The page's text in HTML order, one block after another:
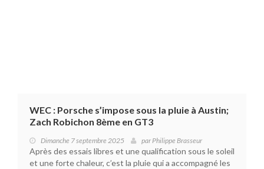
WEC : Porsche s’impose sous la pluie à Austin;
Zach Robichon 8ème en GT3
Dimanche 7 septembre 2025 parPhilippe Brasseur
Après des essais libres et une qualification sous le soleil
et une forte chaleur, c’est la pluie qui a accompagné les